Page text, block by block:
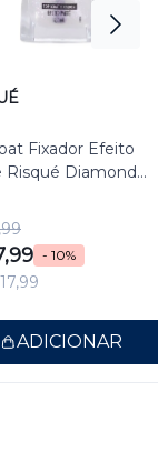
Fixador Efeito
Risqué Diamond
- 10%
ADICIONAR